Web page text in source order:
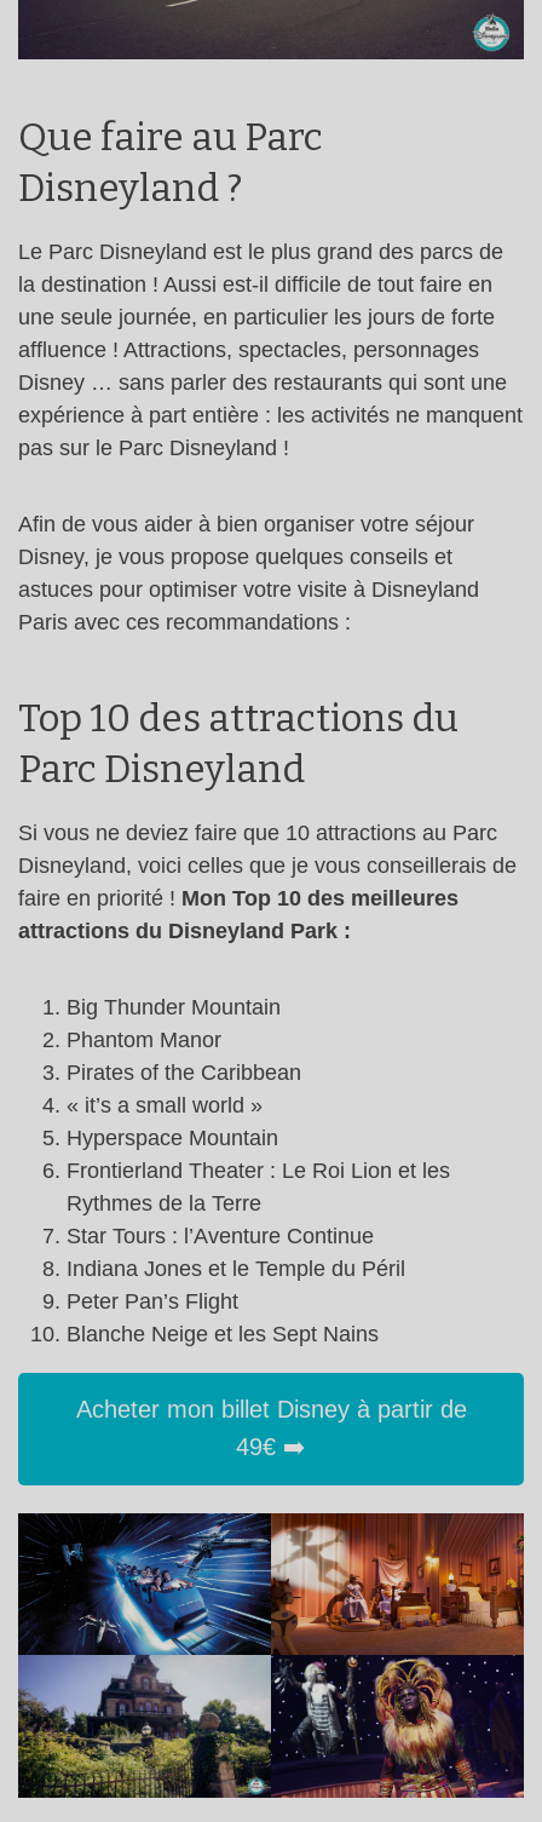
Que faire au Parc
Disneyland ?
Le Parc Disneyland est le plus grand des parcs de
la destination ! Aussi est-il difficile de tout faire en
une seule journée, en particulier les jours de forte
affluence ! Attractions, spectacles, personnages
Disney … sans parler des restaurants qui sont une
expérience à part entière : les activités ne manquent
pas sur le Parc Disneyland !
Afin de vous aider à bien organiser votre séjour
Disney, je vous propose quelques conseils et
astuces pour optimiser votre visite à Disneyland
Paris avec ces recommandations :
Top 10 des attractions du
Parc Disneyland
Si vous ne deviez faire que 10 attractions au Parc
Disneyland, voici celles que je vous conseillerais de
faire en priorité ! Mon Top 10 des meilleures
attractions du Disneyland Park :
Big Thunder Mountain
Phantom Manor
Pirates of the Caribbean
« it’s a small world »
Hyperspace Mountain
Frontierland Theater : Le Roi Lion et les
Rythmes de la Terre
Star Tours : l’Aventure Continue
Indiana Jones et le Temple du Péril
Peter Pan’s Flight
Blanche Neige et les Sept Nains
Acheter mon billet Disney à partir de
49€ ➡️